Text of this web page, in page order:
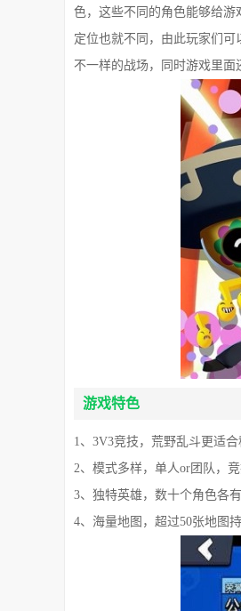
色，这些不同的角色能够给游
定位也就不同，由此玩家们
不一样的战场，同时游戏里面
游戏特色
1、3V3竞技，荒野乱斗更适
2、模式多样，单人or团队，
3、独特英雄，数十个角色各
4、海量地图，超过50张地图